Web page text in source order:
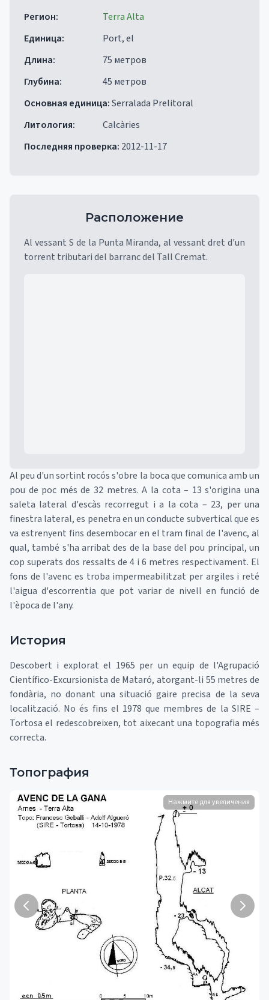
Регион:
Terra Alta
Единица:
Port, el
Длина:
75 метров
Глубина:
45 метров
Основная единица:Serralada Prelitoral
Литология:
Calcàries
Последняя проверка: 2012-11-17
Расположение
Al vessant S de la Punta Miranda, al vessant dret d'un
torrent tributari del barranc del Tall Cremat.
Al peu d'un sortint rocós s'obre la boca que comunica amb un
pou de poc més de 32 metres. A la cota – 13 s'origina una
saleta lateral d'escàs recorregut i a la cota – 23, per una
finestra lateral, es penetra en un conducte subvertical que es
va estrenyent fins desembocar en el tram final de l'avenc, al
qual, també s'ha arribat des de la base del pou principal, un
cop superats dos ressalts de 4 i 6 metres respectivament. El
fons de l'avenc es troba impermeabilitzat per argiles i reté
l'aigua d'escorrentia que pot variar de nivell en funció de
l'època de l'any.
История
Descobert i explorat el 1965 per un equip de l'Agrupació
Científico-Excursionista de Mataró, atorgant-li 55 metres de
fondària, no donant una situació gaire precisa de la seva
localització. No és fins el 1978 que membres de la SIRE –
Tortosa el redescobreixen, tot aixecant una topografia més
correcta.
Топография
Нажмите для увеличения